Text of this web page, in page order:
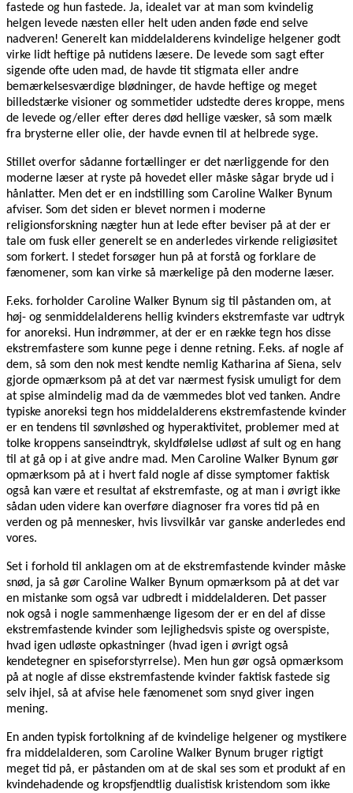
fastede og hun fastede. Ja, idealet var at man som kvindelig
helgen levede næsten eller helt uden anden føde end selve
nadveren! Generelt kan middelalderens kvindelige helgener godt
virke lidt heftige på nutidens læsere. De levede som sagt efter
sigende ofte uden mad, de havde tit stigmata eller andre
bemærkelsesværdige blødninger, de havde heftige og meget
billedstærke visioner og sommetider udstedte deres kroppe, mens
de levede og/eller efter deres død hellige væsker, så som mælk
fra brysterne eller olie, der havde evnen til at helbrede syge.
Stillet overfor sådanne fortællinger er det nærliggende for den
moderne læser at ryste på hovedet eller måske sågar bryde ud i
hånlatter. Men det er en indstilling som Caroline Walker Bynum
afviser. Som det siden er blevet normen i moderne
religionsforskning nægter hun at lede efter beviser på at der er
tale om fusk eller generelt se en anderledes virkende religiøsitet
som forkert. I stedet forsøger hun på at forstå og forklare de
fænomener, som kan virke så mærkelige på den moderne læser.
F.eks. forholder Caroline Walker Bynum sig til påstanden om, at
høj- og senmiddelalderens hellig kvinders ekstremfaste var udtryk
for anoreksi. Hun indrømmer, at der er en række tegn hos disse
ekstremfastere som kunne pege i denne retning. F.eks. af nogle af
dem, så som den nok mest kendte nemlig Katharina af Siena, selv
gjorde opmærksom på at det var nærmest fysisk umuligt for dem
at spise almindelig mad da de væmmedes blot ved tanken. Andre
typiske anoreksi tegn hos middelalderens ekstremfastende kvinder
er en tendens til søvnløshed og hyperaktivitet, problemer med at
tolke kroppens sanseindtryk, skyldfølelse udløst af sult og en hang
til at gå op i at give andre mad. Men Caroline Walker Bynum gør
opmærksom på at i hvert fald nogle af disse symptomer faktisk
også kan være et resultat af ekstremfaste, og at man i øvrigt ikke
sådan uden videre kan overføre diagnoser fra vores tid på en
verden og på mennesker, hvis livsvilkår var ganske anderledes end
vores.
Set i forhold til anklagen om at de ekstremfastende kvinder måske
snød, ja så gør Caroline Walker Bynum opmærksom på at det var
en mistanke som også var udbredt i middelalderen. Det passer
nok også i nogle sammenhænge ligesom der er en del af disse
ekstremfastende kvinder som lejlighedsvis spiste og overspiste,
hvad igen udløste opkastninger (hvad igen i øvrigt også
kendetegner en spiseforstyrrelse). Men hun gør også opmærksom
på at nogle af disse ekstremfastende kvinder faktisk fastede sig
selv ihjel, så at afvise hele fænomenet som snyd giver ingen
mening.
En anden typisk fortolkning af de kvindelige helgener og mystikere
fra middelalderen, som Caroline Walker Bynum bruger rigtigt
meget tid på, er påstanden om at de skal ses som et produkt af en
kvindehadende og kropsfjendtlig dualistisk kristendom som ikke